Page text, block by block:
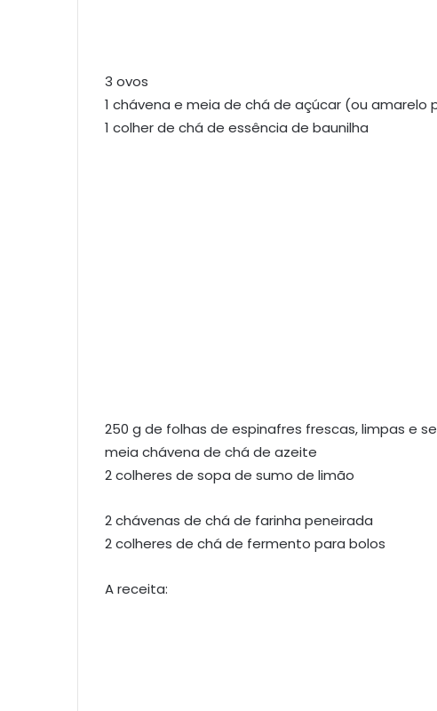
3 ovos
1 chávena e meia de chá de açúcar (ou amarelo
1 colher de chá de essência de baunilha
250 g de folhas de espinafres frescas, limpas e
meia chávena de chá de azeite
2 colheres de sopa de sumo de limão
2 chávenas de chá de farinha peneirada
2 colheres de chá de fermento para bolos
A receita: